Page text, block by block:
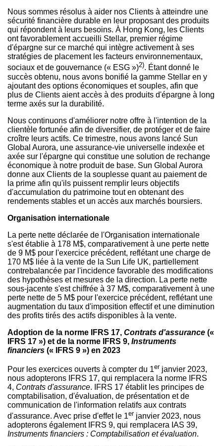
Nous sommes résolus à aider nos Clients à atteindre une
sécurité financière durable en leur proposant des produits
qui répondent à leurs besoins. À Hong Kong, les Clients
ont favorablement accueilli Stellar, premier régime
d'épargne sur ce marché qui intègre activement à ses
stratégies de placement les facteurs environnementaux,
sociaux et de gouvernance (« ESG »)2). Étant donné le
succès obtenu, nous avons bonifié la gamme Stellar en y
ajoutant des options économiques et souples, afin que
plus de Clients aient accès à des produits d'épargne à long
terme axés sur la durabilité.
Nous continuons d'améliorer notre offre à l'intention de la
clientèle fortunée afin de diversifier, de protéger et de faire
croître leurs actifs. Ce trimestre, nous avons lancé Sun
Global Aurora, une assurance-vie universelle indexée et
axée sur l'épargne qui constitue une solution de rechange
économique à notre produit de base. Sun Global Aurora
donne aux Clients de la souplesse quant au paiement de
la prime afin qu'ils puissent remplir leurs objectifs
d'accumulation du patrimoine tout en obtenant des
rendements stables et un accès aux marchés boursiers.
Organisation internationale
La perte nette déclarée de l'Organisation internationale
s'est établie à 178 M$, comparativement à une perte nette
de 9 M$ pour l'exercice précédent, reflétant une charge de
170 M$ liée à la vente de la Sun Life UK, partiellement
contrebalancée par l'incidence favorable des modifications
des hypothèses et mesures de la direction. La perte nette
sous-jacente s'est chiffrée à 37 M$, comparativement à une
perte nette de 5 M$ pour l'exercice précédent, reflétant une
augmentation du taux d'imposition effectif et une diminution
des profits tirés des actifs disponibles à la vente.
Adoption de la norme IFRS 17, Contrats d'assurance («
IFRS 17 ») et de la norme IFRS 9, Instruments
financiers (« IFRS 9 ») en 2023
Pour les exercices ouverts à compter du 1er janvier 2023,
nous adopterons IFRS 17, qui remplacera la norme IFRS
4, Contrats d'assurance. IFRS 17 établit les principes de
comptabilisation, d'évaluation, de présentation et de
communication de l'information relatifs aux contrats
d'assurance. Avec prise d'effet le 1er janvier 2023, nous
adopterons également IFRS 9, qui remplacera IAS 39,
Instruments financiers : Comptabilisation et évaluation.